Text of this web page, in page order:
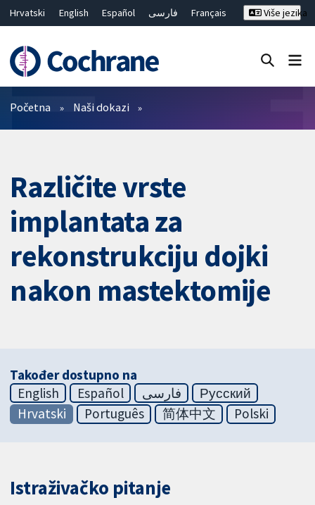
Hrvatski English Español فارسی
Français
繁體中文
简体中文
Više jezika
Prečistači
Početna Naši dokazi
Različite vrste
implantata za
rekonstrukciju dojki
nakon mastektomije
Također dostupno na
English
Español فارسی
Русский
Hrvatski
Português 简体中文 Polski
Istraživačko pitanje